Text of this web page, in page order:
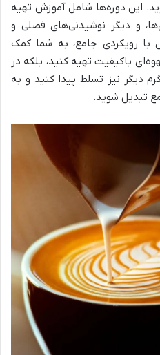
این دوره‌ها شامل آموزش تهیه
و دیگر نوشیدنی‌های فصلی و
با رویکردی جامع، به شما کمک
باکیفیت تهیه کنید، بلکه در
دیگر نیز تسلط پیدا کنید و به
تبدیل شوید.